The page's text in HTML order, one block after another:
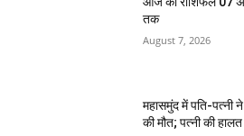
तक
August 7, 2026
महासमुंद में पति-पत्नी
की मौत; पत्नी की